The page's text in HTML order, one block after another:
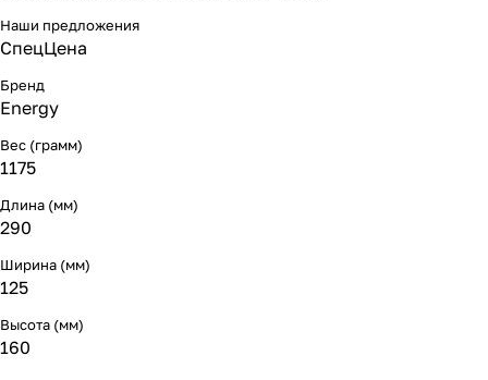
Наши предложения
СпецЦена
Бренд
Energy
Вес (грамм)
1175
Длина (мм)
290
Ширина (мм)
125
Высота (мм)
160